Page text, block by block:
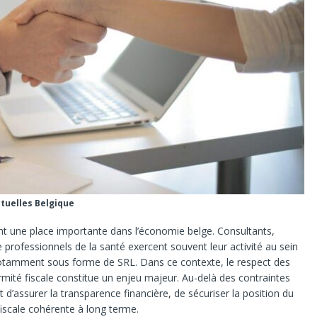
Belgique
une place importante dans l’économie belge. Consultants,
de la santé exercent souvent leur activité au sein
sous forme de SRL. Dans ce contexte, le respect des
fiscale constitue un enjeu majeur. Au-delà des contraintes
la transparence financière, de sécuriser la position du
cohérente à long terme.